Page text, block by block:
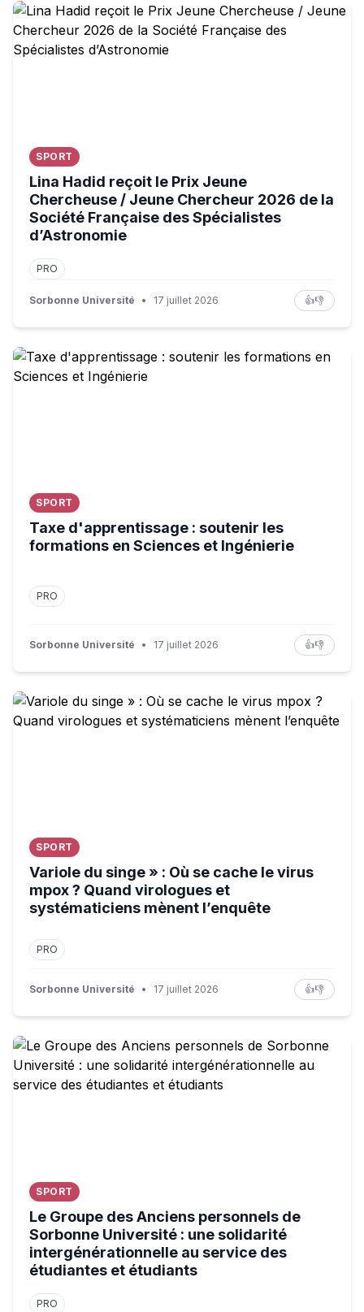
Lina Hadid reçoit le Prix Jeune Chercheuse / Jeune
SPORT
Lina Hadid reçoit le Prix Jeune
Chercheuse / Jeune Chercheur 2026 de la
Société Française des Spécialistes
d’Astronomie
PRO
Sorbonne Université • 17 juillet 2026 👍👎
Taxe d'apprentissage : soutenir les formations en
SPORT
Taxe d'apprentissage : soutenir les
formations en Sciences et Ingénierie
PRO
Sorbonne Université • 17 juillet 2026 👍👎
Variole du singe » : Où se cache le virus mpox ? Quand
SPORT
Variole du singe » : Où se cache le virus
mpox ? Quand virologues et
systématiciens mènent l’enquête
PRO
Sorbonne Université • 17 juillet 2026 👍👎
Le Groupe des Anciens personnels de Sorbonne
SPORT
Le Groupe des Anciens personnels de
Sorbonne Université : une solidarité
intergénérationnelle au service des
étudiantes et étudiants
PRO